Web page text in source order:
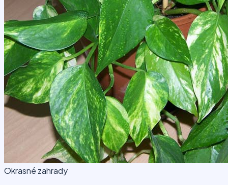
Okrasné zahrady